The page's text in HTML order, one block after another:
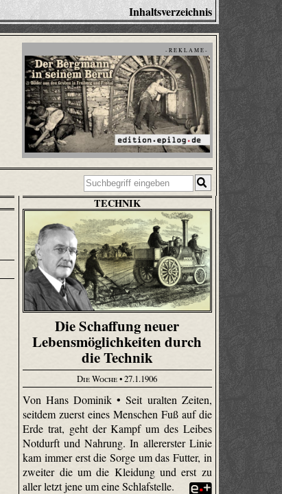
Inhaltsverzeichnis
- R E K L A M E -
TECHNIK
Die Schaffung neuer
Lebensmöglichkeiten durch
die Technik
Die Woche• 27.1.1906
Von Hans Dominik • Seit uralten Zeiten,
seitdem zuerst eines Menschen Fuß auf die
Erde trat, geht der Kampf um des Leibes
Notdurft und Nahrung. In allererster Linie
kam immer erst die Sorge um das Futter, in
zweiter die um die Kleidung und erst zu
aller letzt jene um eine Schlafstelle.